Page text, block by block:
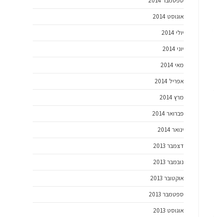
אוגוסט 2014
יולי 2014
יוני 2014
מאי 2014
אפריל 2014
מרץ 2014
פברואר 2014
ינואר 2014
דצמבר 2013
נובמבר 2013
אוקטובר 2013
ספטמבר 2013
אוגוסט 2013